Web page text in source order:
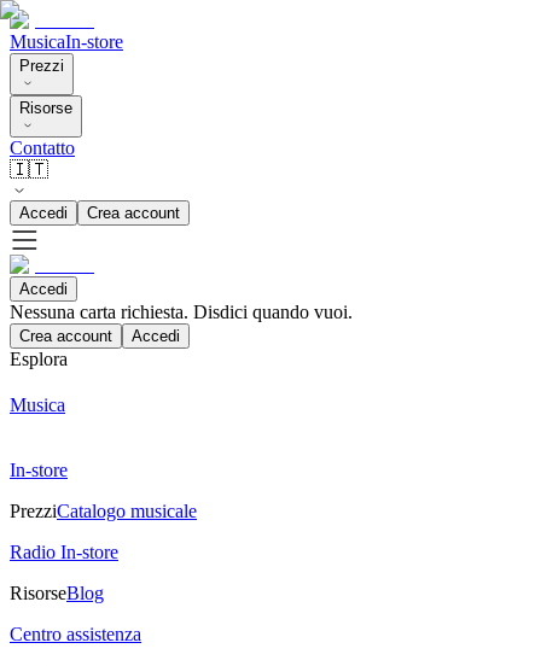
MusicaIn-store
Prezzi
Risorse
Contatto
🇮🇹
Accedi Crea account
Accedi
Nessuna carta richiesta. Disdici quando vuoi.
Crea account Accedi
Esplora
Musica
In-store
PrezziCatalogo musicale
Radio In-store
RisorseBlog
Centro assistenza